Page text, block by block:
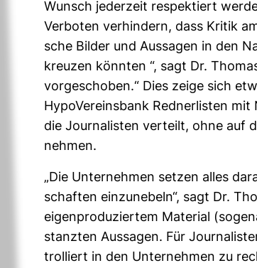
Wunsch jeder­zeit respek­tiert
Ver­boten ver­hin­dern, dass Kritik
sche Bilder und Aus­sagen in den
kreuzen könnten “, sagt Dr.
vor­ge­schoben.“ Dies zeige sich
Hypo­Ver­eins­bank Red­ner­listen
die Jour­na­listen ver­teilt, ohne auf
nehmen.
„Die Unter­nehmen setzen alles
schaften ein­zu­ne­beln“, sagt Dr.
eigen­pro­du­ziertem Mate­rial
stanzten Aus­sagen. Für
trol­liert in den Unter­nehmen zu